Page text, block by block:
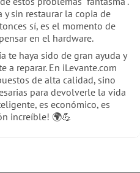
sin restaurar la copia de
sí, es el momento de
en el hardware.
te haya sido de gran ayuda y
a reparar. En iLevante.com
de alta calidad, sino
para devolverle la vida
es económico, es
increíble! 🌍💪